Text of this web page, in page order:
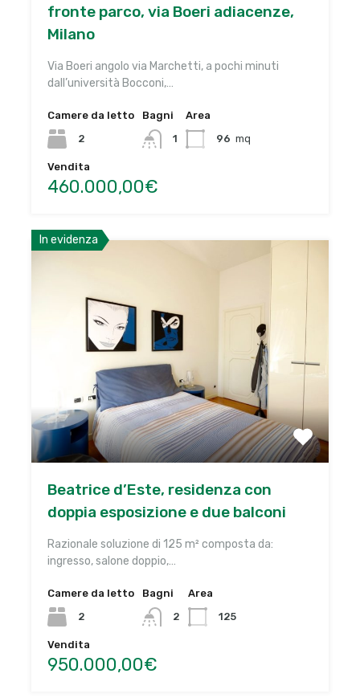
fronte parco, via Boeri adiacenze,
Milano
Via Boeri angolo via Marchetti, a pochi minuti
dall’università Bocconi,…
Camere da letto
2
Bagni
1
Area
96 mq
Vendita
460.000,00€
In evidenza
Beatrice d’Este, residenza con
doppia esposizione e due balconi
Razionale soluzione di 125 m² composta da:
ingresso, salone doppio,…
Camere da letto
2
Bagni
2
Area
125
Vendita
950.000,00€